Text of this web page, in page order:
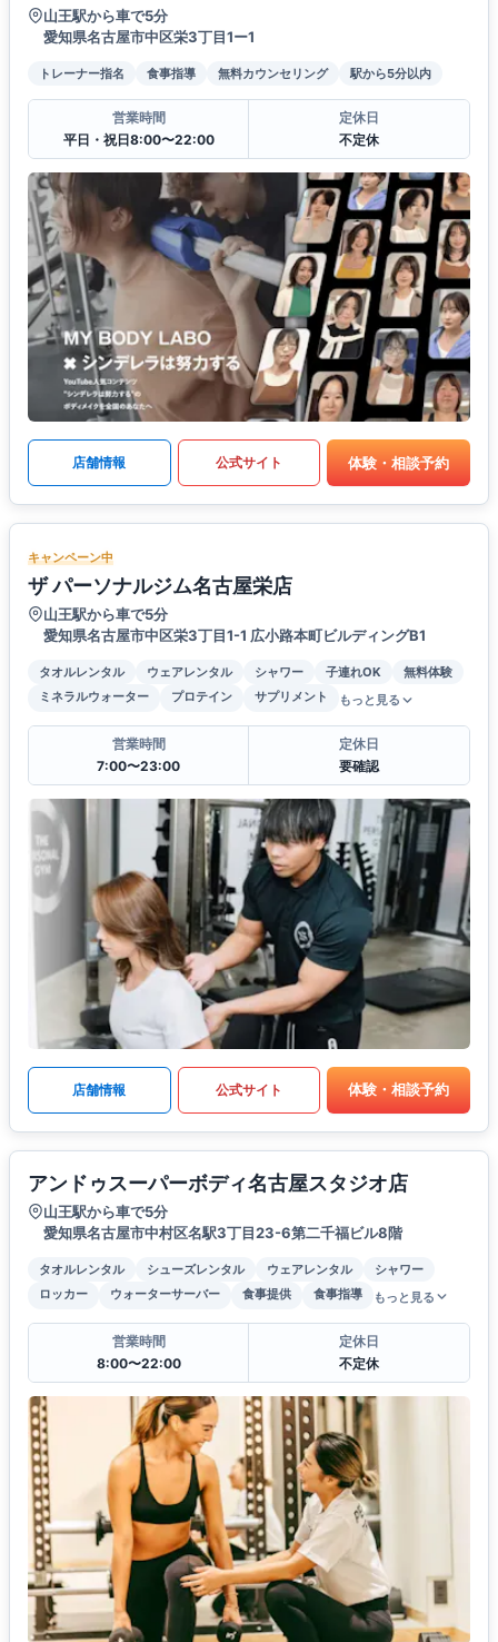
山王駅から車で5分
愛知県名古屋市中区栄3丁目1ー1
トレーナー指名 食事指導 無料カウンセリング 駅から5分以内
営業時間
平日・祝日8:00〜22:00
定休日
不定休
店舗情報 公式サイト 体験・相談予約
キャンペーン中
ザ パーソナルジム名古屋栄店
山王駅から車で5分
愛知県名古屋市中区栄3丁目1-1 広小路本町ビルディングB1
タオルレンタル ウェアレンタル シャワー 子連れOK
無料体験
ミネラルウォーター
プロテイン サプリメント もっと見る
営業時間
7:00〜23:00
定休日
要確認
店舗情報 公式サイト 体験・相談予約
アンドゥスーパーボディ名古屋スタジオ店
山王駅から車で5分
愛知県名古屋市中村区名駅3丁目23-6第二千福ビル8階
タオルレンタル シューズレンタル ウェアレンタル
シャワー
ロッカー
ウォーターサーバー 食事提供 食事指導 もっと見る
営業時間
8:00〜22:00
定休日
不定休